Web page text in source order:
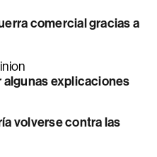
comercial gracias a
algunas explicaciones
volverse contra las